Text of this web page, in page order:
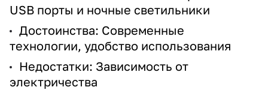
USB порты и ночные светильники
Достоинства: Современные
технологии, удобство использования
Недостатки: Зависимость от
электричества